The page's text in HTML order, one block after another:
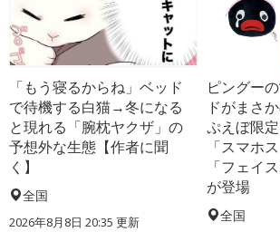
「もう寝るからね」ベッド
で待機する白猫→冬になる
と現れる「腕枕ヤクザ」の
予想外な生態【作者に聞
く】
全国
2026年8月8日 20:35 更新
ピングー
ドがまさ
ぷえぼ限
「スマホ
「フェイ
が登場
全国